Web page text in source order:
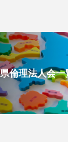
倫理法人会一